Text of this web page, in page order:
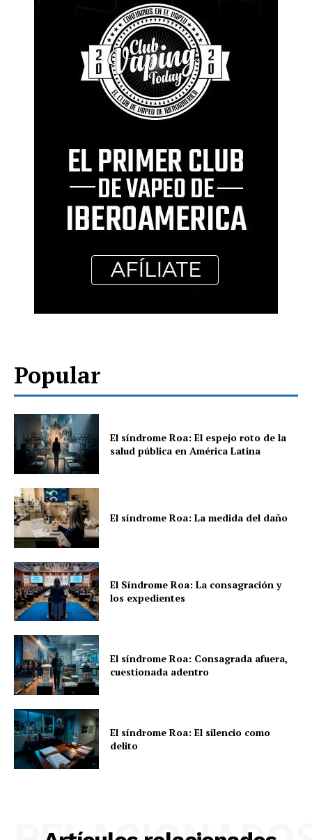
Popular
El síndrome Roa: El espejo roto de la
salud pública en América Latina
El síndrome Roa: La medida del daño
El Síndrome Roa: La consagración y
los expedientes
El síndrome Roa: Consagrada afuera,
cuestionada adentro
El síndrome Roa: El silencio como
delito